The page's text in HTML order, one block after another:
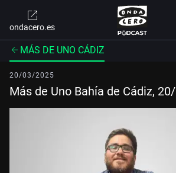
ondacero.es
MÁS DE UNO CÁDIZ
20/03/2025
Más de Uno Bahía de Cádiz,